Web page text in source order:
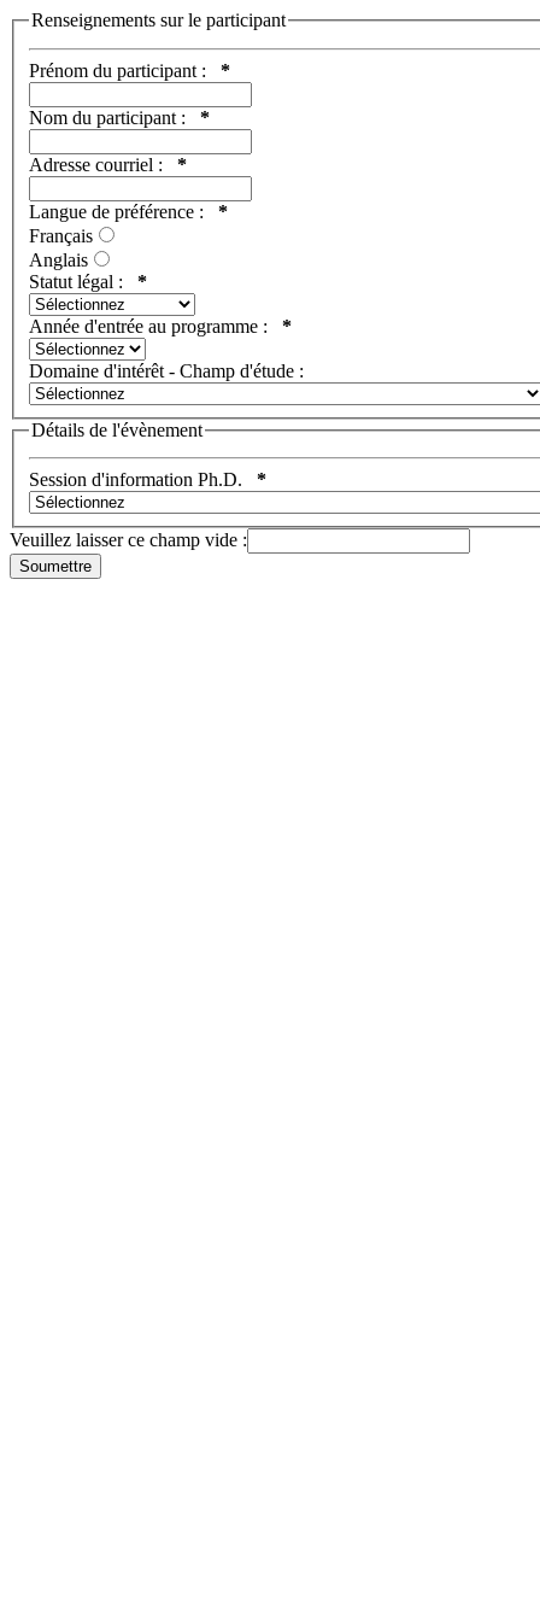
Renseignements sur le participant
Prénom du participant : *
Nom du participant : *
Adresse courriel : *
Langue de préférence : *
Français
Anglais
Statut légal : *
Année d'entrée au programme : *
Domaine d'intérêt - Champ d'étude :
Détails de l'évènement
Session d'information Ph.D. *
Veuillez laisser ce champ vide :